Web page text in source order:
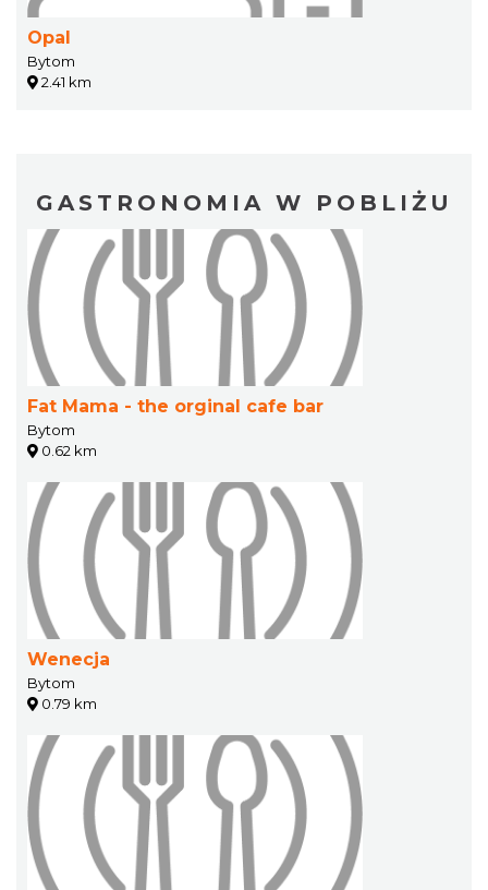
Opal
Bytom
2.41 km
GASTRONOMIA W POBLIŻU
Fat Mama - the orginal cafe bar
Bytom
0.62 km
Wenecja
Bytom
0.79 km